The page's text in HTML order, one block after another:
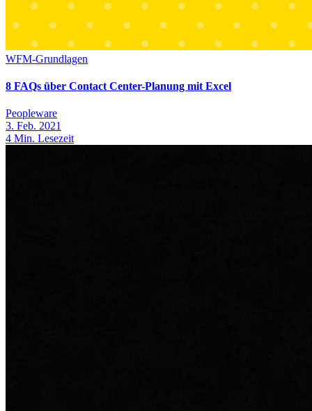
WFM-Grundlagen
8 FAQs über Contact Center-Planung mit Excel
Peopleware
3. Feb. 2021
4 Min. Lesezeit